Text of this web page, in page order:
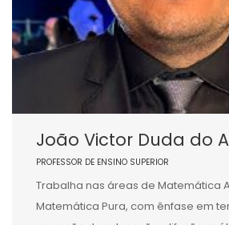
João Victor Duda do
PROFESSOR DE ENSINO SUPERIOR
Trabalha nas áreas de Matemática
Matemática Pura, com ênfase em